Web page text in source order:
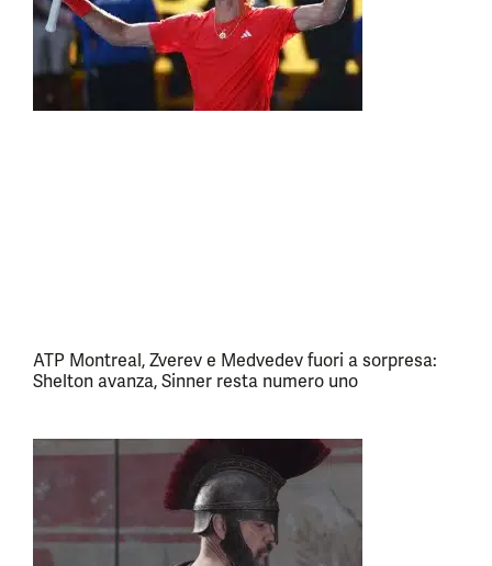
ATP Montreal, Zverev e Medvedev fuori a sorpresa:
Shelton avanza, Sinner resta numero uno